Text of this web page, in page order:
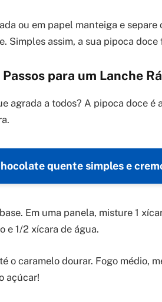
ou em papel manteiga e
Simples assim, a sua pipoca
para um Lanche
agrada a todos? A pipoca doce é
quente simples e
Em uma panela, misture 1
e 1/2 xícara de água.
o caramelo dourar. Fogo médio,
açúcar!